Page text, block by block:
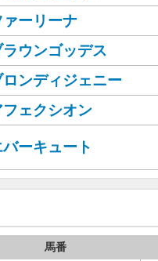
ァーリーナ
ラウンゴッデス
ロンディジェニー
フェクシオン
バーキュート
馬番